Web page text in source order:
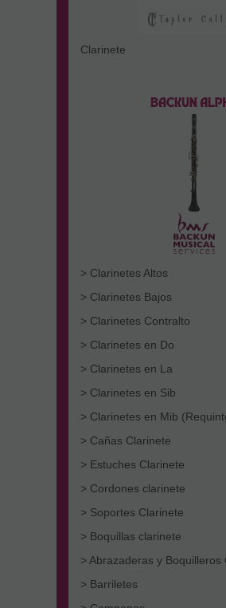
Clarinete
> Clarinetes Altos
> Clarinetes Bajos
> Clarinetes Contralto
> Clarinetes en Do
> Clarinetes en La
> Clarinetes en Sib
> Clarinetes en Mib
> Cañas Clarinete
> Estuches Clarinete
> Cordones clarinete
> Soportes Clarinete
> Boquillas clarinete
> Abrazaderas y Boquilleros
> Barriletes